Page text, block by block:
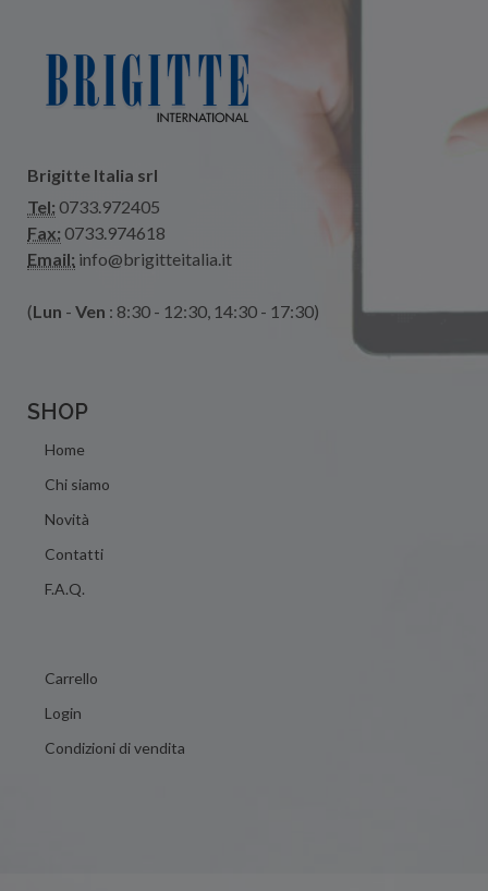
Brigitte Italia srl
Tel: 0733.972405
Fax: 0733.974618
Email: info@brigitteitalia.it
(Lun - Ven : 8:30 - 12:30, 14:30 - 17:30)
SHOP
Home
Chi siamo
Novità
Contatti
F.A.Q.
Carrello
Login
Condizioni di vendita